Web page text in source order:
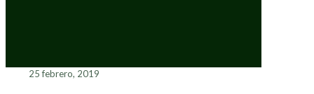
25 febrero, 2019